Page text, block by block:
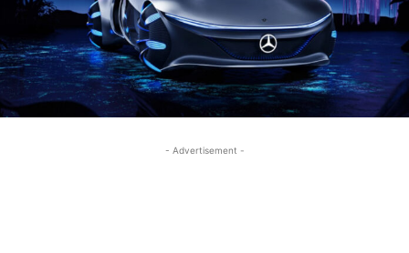
- Advertisement -